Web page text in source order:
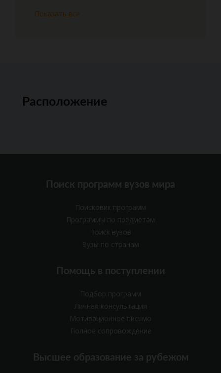
Показать все
Расположение
Поиск программ вузов мира
Поисковик программ
Программы по предметам
Поиск вузов
Вузы по странам
Помощь в поступлении
Подбор программ
Личная консультация
Мотивационное письмо
Полное сопровождение
Высшее образование за рубежом